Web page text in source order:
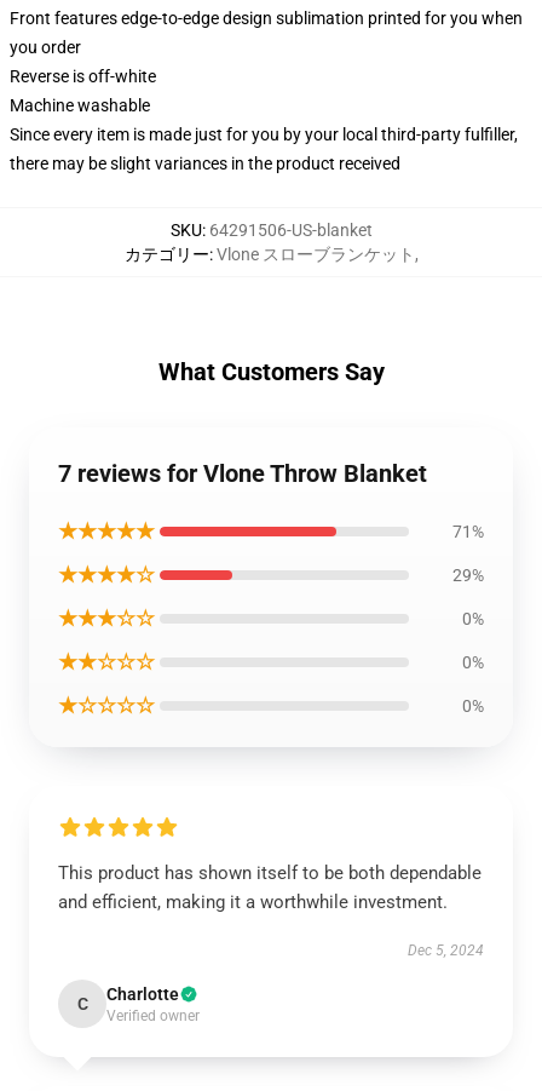
Front features edge-to-edge design sublimation printed for you when
you order
Reverse is off-white
Machine washable
Since every item is made just for you by your local third-party fulfiller,
there may be slight variances in the product received
SKU: 64291506-US-blanket
カテゴリー:Vlone スローブランケット ,
What Customers Say
7 reviews for Vlone Throw Blanket
★★★★★ 71%
★★★★☆ 29%
★★★☆☆ 0%
★★☆☆☆ 0%
★☆☆☆☆ 0%
This product has shown itself to be both dependable
and efficient, making it a worthwhile investment.
Dec 5, 2024
C Charlotte
Verified owner